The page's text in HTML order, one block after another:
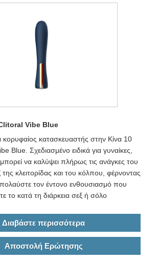
Clitoral Vibe Blue
κορυφαίος κατασκευαστής στην Κίνα 10
Blue. Σχεδιασμένο ειδικά για γυναίκες,
μπορεί να καλύψει πλήρως τις ανάγκες του
κλειτορίδας και του κόλπου, φέρνοντας
τον έντονο ενθουσιασμό που
το κατά τη διάρκεια σεξ ή σόλο
Διαβάστε περισσότερα
Αποστολή Ερώτησης